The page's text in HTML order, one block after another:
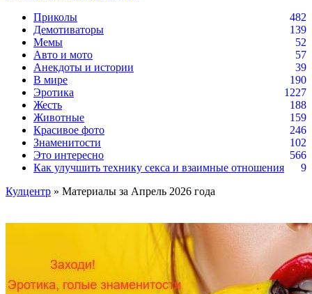
Приколы
482
Демотиваторы
139
Мемы
52
Авто и мото
57
Анекдоты и истории
39
В мире
190
Эротика
1227
Жесть
188
Животные
159
Красивое фото
246
Знаменитости
102
Это интересно
566
Как улучшить технику секса и взаимные отношения
9
Кулцентр » Материалы за Апрель 2026 года